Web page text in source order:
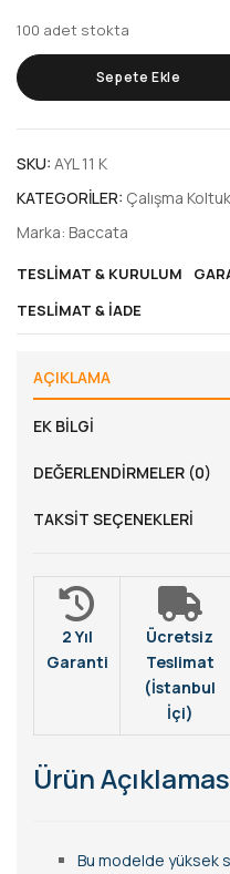
100 adet stokta
Sepete Ekle
SKU: AYL 11 K
KATEGORILER: Çalışma
Marka: Baccata
TESLIMAT & KURULUM
TESLIMAT & İADE
AÇIKLAMA
EK BILGI
DEĞERLENDIRMELER (0)
TAKSIT SEÇENEKLERI
2 Yıl
Garanti
Ücretsiz
Teslimat
(İstanbul
İçi)
Ürün
Bu modelde yüksek